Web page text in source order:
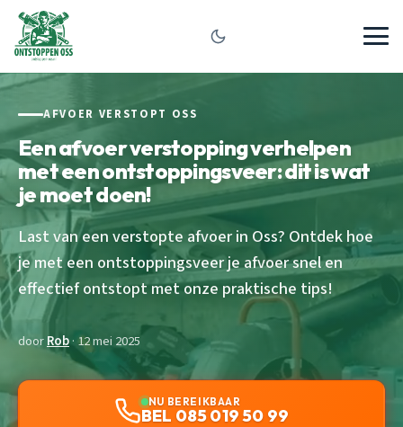
AFVOER VERSTOPT OSS
Een afvoer verstopping verhelpen
met een ontstoppingsveer: dit is wat
je moet doen!
Last van een verstopte afvoer in Oss? Ontdek hoe
je met een ontstoppingsveer je afvoer snel en
effectief ontstopt met onze praktische tips!
doorRob· 12 mei 2025
NU BEREIKBAAR
BEL 085 019 50 99